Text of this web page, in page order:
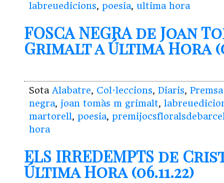
labreuedicions, poesia, ultima hora
FOSCA NEGRA de Joan
Grimalt a Última Hora
Sota Alabatre, Col·leccions, Diaris, Premsa
negra, joan tomàs m grimalt,
martorell, poesia,
hora
ELS IRREDEMPTS de
Última Hora (06.11.22)